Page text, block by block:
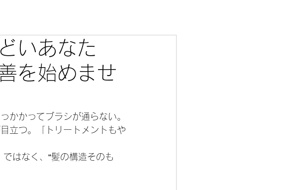
いあなた
を始めませ
かかってブラシが通らない。
立つ。「トリートメントもや
ではなく、“髪の構造そのも